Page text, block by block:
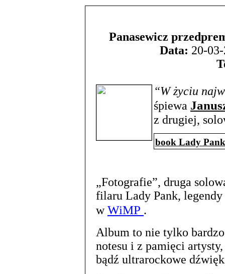
Panasewicz
Data: 20-
“W życiu
śpiewa
z drugiej,
book Lady
„Fotografie”, druga
filaru Lady Pank,
wWiMP .
Album to nie tylko
notesu i z pamięci
bądź ultrarockowe